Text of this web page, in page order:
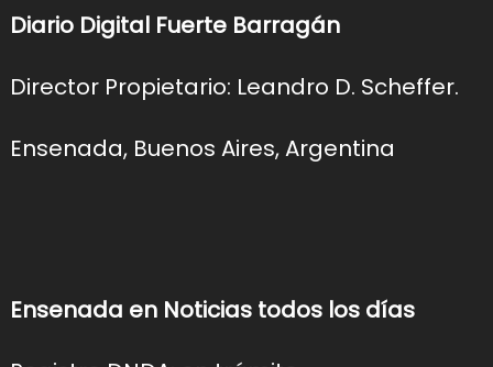
Diario Digital Fuerte Barragán
Director Propietario: Leandro D. Scheffer.
Ensenada, Buenos Aires, Argentina
Ensenada en Noticias todos los días